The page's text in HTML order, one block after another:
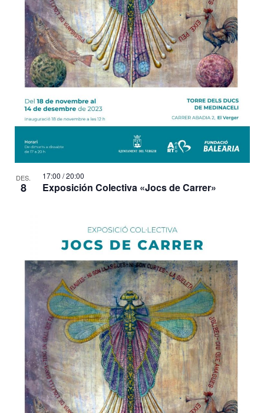
DES.
8 Exposición Colectiva «Jocs de Carrer»
17:00 / 20:00